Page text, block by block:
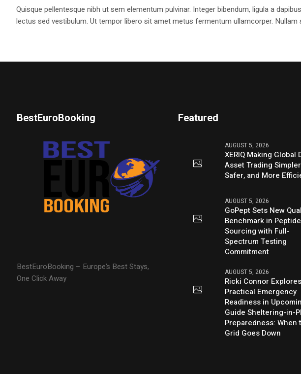
Quisque pellentesque nibh ut sem elementum pulvinar. Integer bibendum, ligula a
lectus sed vestibulum. Ut tempor libero sit amet metus fermentum ullamcorper.
BestEuroBooking
BestEuroBooking – Europe’s Best Stays,
One Click Away
Featured
AUGUST 5, 2026
XERIQ Making Global
Asset Trading
Safer, and More
AUGUST 5, 2026
GoPept Sets New
Benchmark in Peptide
Sourcing with Full-
Spectrum Testing
Commitment
AUGUST 5, 2026
Ricki Connor Explores
Practical Emergency
Readiness in
Guide Sheltering-in-
Preparedness: When
Grid Goes Down